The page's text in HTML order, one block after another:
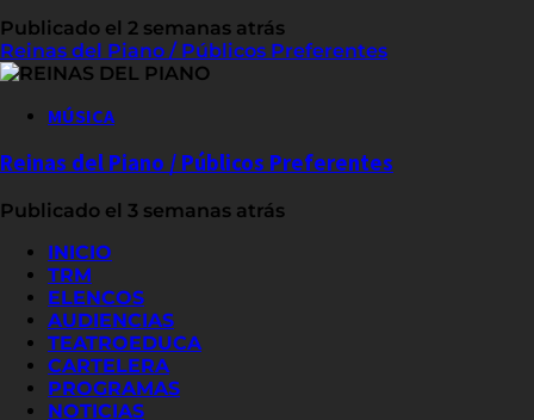
Publicado el 2 semanas atrás
Reinas del Piano / Públicos Preferentes
MÚSICA
Reinas del Piano / Públicos Preferentes
Publicado el 3 semanas atrás
INICIO
TRM
ELENCOS
AUDIENCIAS
TEATROEDUCA
CARTELERA
PROGRAMAS
NOTICIAS